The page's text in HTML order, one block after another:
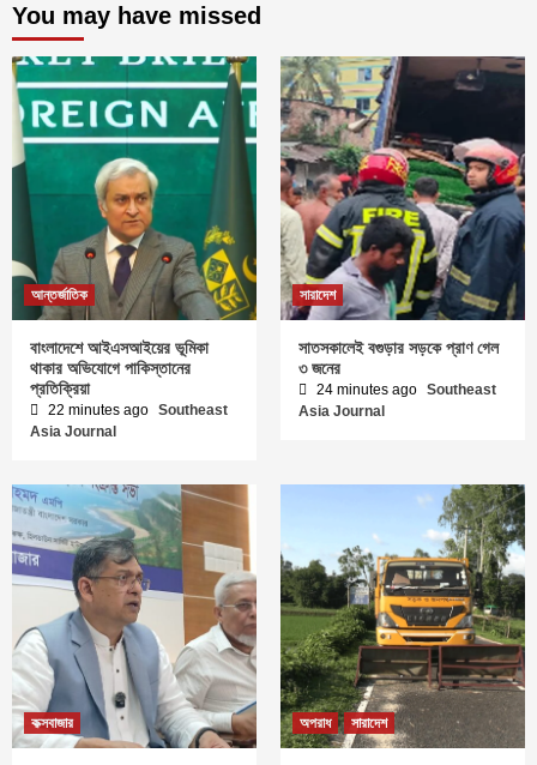
You may have missed
আন্তর্জাতিক
বাংলাদেশে আইএসআইয়ের ভূমিকা
থাকার অভিযোগে পাকিস্তানের
প্রতিক্রিয়া
22 minutes ago Southeast
Asia Journal
সারাদেশ
সাতসকালেই বগুড়ার সড়কে প্রাণ গেল
৩ জনের
24 minutes ago Southeast
Asia Journal
কক্সবাজার অপরাধ সারাদেশ